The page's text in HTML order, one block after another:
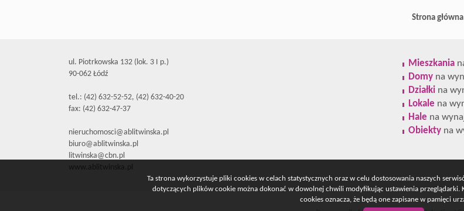
Strona główna
ul. Piotrkowska 132 (lok. 3 I p.)
90-062 Łódź
tel.: (42) 632-52-52, (42) 632-40-20
fax: (42) 632-47-37
nieruchomosci@ablitwinska.pl
biuro@ablitwinska.pl
litwinska@cbn.pl
www.ablitwinska.pl
Mieszkania
Domy na
Działki na
Lokale na
Hale na
Obiekty na
Ta strona wykorzystuje pliki cookies w celach statystycznych oraz w celu dostosowania naszych
dotyczących plików cookie można dokonać w dowolnej chwili modyfikując ustawienia przeglądarki.
cookies oznacza, że będą one zapisane w pamięci